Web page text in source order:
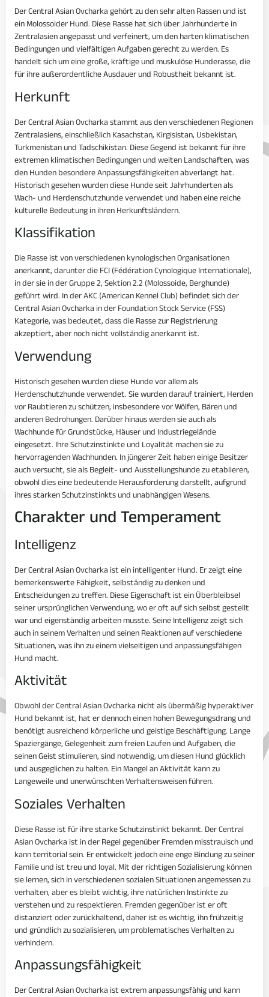
Der Central Asian Ovcharka gehört zu den sehr alten Rassen und ist
ein Molossoider Hund. Diese Rasse hat sich über Jahrhunderte in
Zentralasien angepasst und verfeinert, um den harten klimatischen
Bedingungen und vielfältigen Aufgaben gerecht zu werden. Es
handelt sich um eine große, kräftige und muskulöse Hunderasse, die
für ihre außerordentliche Ausdauer und Robustheit bekannt ist.
Herkunft
Der Central Asian Ovcharka stammt aus den verschiedenen Regionen
Zentralasiens, einschließlich Kasachstan, Kirgisistan, Usbekistan,
Turkmenistan und Tadschikistan. Diese Gegend ist bekannt für ihre
extremen klimatischen Bedingungen und weiten Landschaften, was
den Hunden besondere Anpassungsfähigkeiten abverlangt hat.
Historisch gesehen wurden diese Hunde seit Jahrhunderten als
Wach- und Herdenschutzhunde verwendet und haben eine reiche
kulturelle Bedeutung in ihren Herkunftsländern.
Klassifikation
Die Rasse ist von verschiedenen kynologischen Organisationen
anerkannt, darunter die FCI (Fédération Cynologique Internationale),
in der sie in der Gruppe 2, Sektion 2.2 (Molossoide, Berghunde)
geführt wird. In der AKC (American Kennel Club) befindet sich der
Central Asian Ovcharka in der Foundation Stock Service (FSS)
Kategorie, was bedeutet, dass die Rasse zur Registrierung
akzeptiert, aber noch nicht vollständig anerkannt ist.
Verwendung
Historisch gesehen wurden diese Hunde vor allem als
Herdenschutzhunde verwendet. Sie wurden darauf trainiert, Herden
vor Raubtieren zu schützen, insbesondere vor Wölfen, Bären und
anderen Bedrohungen. Darüber hinaus werden sie auch als
Wachhunde für Grundstücke, Häuser und Industriegelände
eingesetzt. Ihre Schutzinstinkte und Loyalität machen sie zu
hervorragenden Wachhunden. In jüngerer Zeit haben einige Besitzer
auch versucht, sie als Begleit- und Ausstellungshunde zu etablieren,
obwohl dies eine bedeutende Herausforderung darstellt, aufgrund
ihres starken Schutzinstinkts und unabhängigen Wesens.
Charakter und Temperament
Intelligenz
Der Central Asian Ovcharka ist ein intelligenter Hund. Er zeigt eine
bemerkenswerte Fähigkeit, selbständig zu denken und
Entscheidungen zu treffen. Diese Eigenschaft ist ein Überbleibsel
seiner ursprünglichen Verwendung, wo er oft auf sich selbst gestellt
war und eigenständig arbeiten musste. Seine Intelligenz zeigt sich
auch in seinem Verhalten und seinen Reaktionen auf verschiedene
Situationen, was ihn zu einem vielseitigen und anpassungsfähigen
Hund macht.
Aktivität
Obwohl der Central Asian Ovcharka nicht als übermäßig hyperaktiver
Hund bekannt ist, hat er dennoch einen hohen Bewegungsdrang und
benötigt ausreichend körperliche und geistige Beschäftigung. Lange
Spaziergänge, Gelegenheit zum freien Laufen und Aufgaben, die
seinen Geist stimulieren, sind notwendig, um diesen Hund glücklich
und ausgeglichen zu halten. Ein Mangel an Aktivität kann zu
Langeweile und unerwünschten Verhaltensweisen führen.
Soziales Verhalten
Diese Rasse ist für ihre starke Schutzinstinkt bekannt. Der Central
Asian Ovcharka ist in der Regel gegenüber Fremden misstrauisch und
kann territorial sein. Er entwickelt jedoch eine enge Bindung zu seiner
Familie und ist treu und loyal. Mit der richtigen Sozialisierung können
sie lernen, sich in verschiedenen sozialen Situationen angemessen zu
verhalten, aber es bleibt wichtig, ihre natürlichen Instinkte zu
verstehen und zu respektieren. Fremden gegenüber ist er oft
distanziert oder zurückhaltend, daher ist es wichtig, ihn frühzeitig
und gründlich zu sozialisieren, um problematisches Verhalten zu
verhindern.
Anpassungsfähigkeit
Der Central Asian Ovcharka ist extrem anpassungsfähig und kann